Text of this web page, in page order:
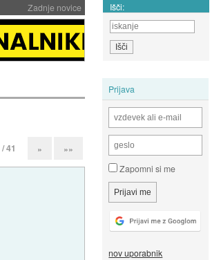
Zadnje novice Išči:
Prijava
Zapomni si me
nov uporabnik
/ 41 » »»